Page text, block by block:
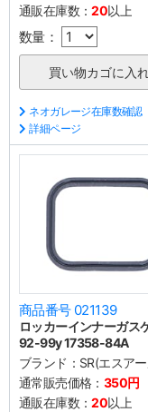
通販在庫数：20以上
数量：
ネオガレージ在庫数確認
詳細ページ
商品番号 021139
ロッカーインナーガス
92-99y 17358-84A
ブランド： SR(エスア
通常販売価格： 350円
通販在庫数：20以上